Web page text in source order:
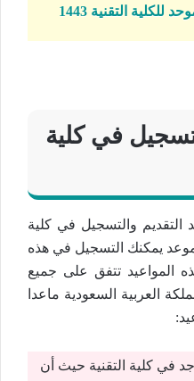
للكلية التقنية 1443
في كلية
التقديم والتسجيل في كلية
يمكنك التسجيل في هذه
المواعيد تتفق على جميع
العربية السعودية ماعدا
في كلية التقنية حيث أن